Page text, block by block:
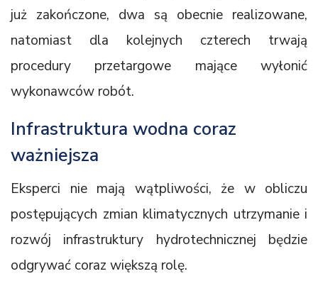
już zakończone, dwa są obecnie realizowane,
natomiast dla kolejnych czterech trwają
procedury przetargowe mające wyłonić
wykonawców robót.
Infrastruktura wodna coraz
ważniejsza
Eksperci nie mają wątpliwości, że w obliczu
postępujących zmian klimatycznych utrzymanie i
rozwój infrastruktury hydrotechnicznej będzie
odgrywać coraz większą rolę.